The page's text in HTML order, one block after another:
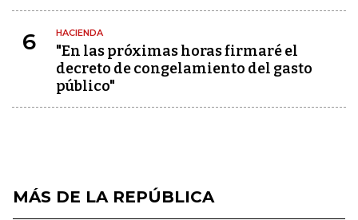
6 HACIENDA
"En las próximas horas firmaré el
decreto de congelamiento del gasto
público"
MÁS DE LA REPÚBLICA